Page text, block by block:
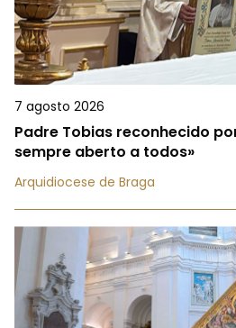
7 agosto 2026
Padre Tobias reconhecido
sempre aberto a todos»
Arquidiocese de Braga